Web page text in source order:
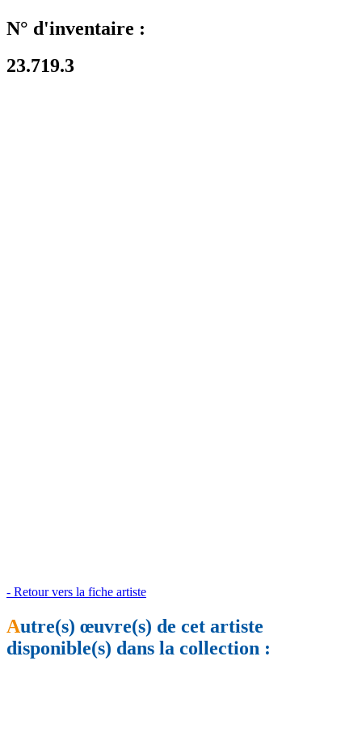
N° d'inventaire :
23.719.3
- Retour vers la fiche artiste
Autre(s) œuvre(s) de cet artiste
disponible(s) dans la collection :